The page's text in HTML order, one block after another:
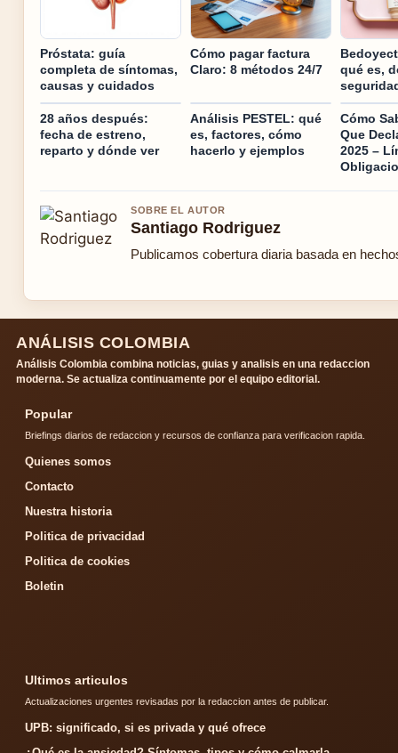
Próstata: guía
completa de síntomas,
causas y cuidados
Cómo pagar factura
Claro: 8 métodos 24/7
qué es,
28 años después:
fecha de estreno,
reparto y dónde ver
Análisis PESTEL: qué
es, factores, cómo
hacerlo y ejemplos
Cómo
Que
2025 –
SOBRE EL AUTOR
Santiago Rodriguez
Publicamos cobertura diaria basada en
ANÁLISIS COLOMBIA
Análisis Colombia combina noticias, guias y analisis en una redaccion
moderna. Se actualiza continuamente por el equipo editorial.
Popular
Briefings diarios de redaccion y recursos de confianza para verificacion rapida.
Quienes somos
Contacto
Nuestra historia
Politica de privacidad
Politica de cookies
Boletin
Ultimos articulos
Actualizaciones urgentes revisadas por la redaccion antes de publicar.
UPB: significado, si es privada y qué ofrece